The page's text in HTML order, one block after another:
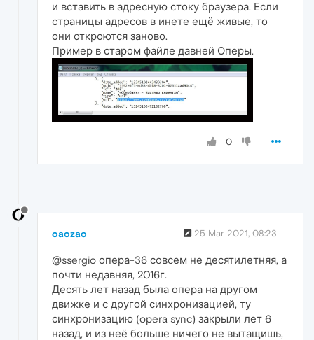
и вставить в адресную стоку браузера. Если
страницы адресов в инете ещё живые, то
они откроются заново.
Пример в старом файле давней Оперы.
0
oaozao 25 Mar 2021, 08:23
@ssergio опера-36 совсем не десятилетняя, а
почти недавняя, 2016г.
Десять лет назад была опера на другом
движке и с другой синхронизацией, ту
синхронизацию (opera sync) закрыли лет 6
назад, и из неё больше ничего не вытащишь,